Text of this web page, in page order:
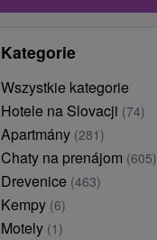
Kategorie
Wszystkie kategorie
Hotele na Slovacji (74)
Apartmány (281)
Chaty na prenájom (605)
Drevenice (463)
Kempy (6)
Motely (1)